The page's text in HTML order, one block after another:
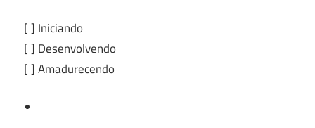
[ ] Iniciando
[ ] Desenvolvendo
[ ] Amadurecendo